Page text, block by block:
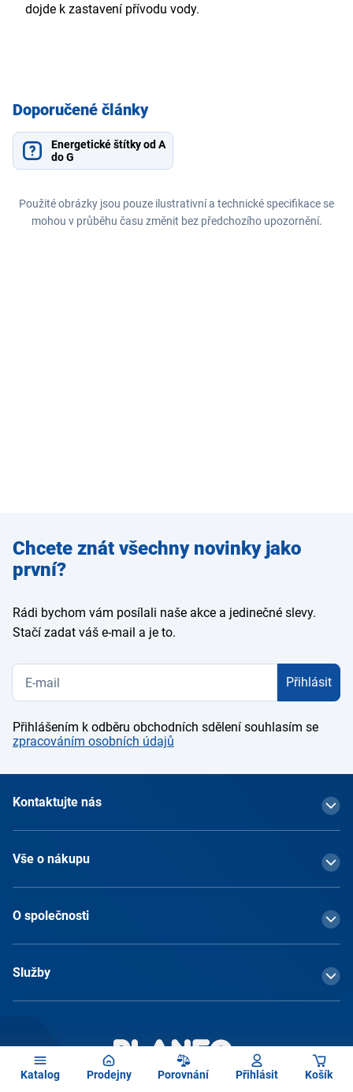
Katalog Prodejny Porovnání Přihlásit Košík
dojde k zastavení přívodu vody.
Doporučené články
Energetické štítky od A
do G
Použité obrázky jsou pouze ilustrativní a technické specifikace se
mohou v průběhu času změnit bez předchozího upozornění.
Zadejte
e-mail
Chcete znát všechny novinky jako
první?
Rádi bychom vám posílali naše akce a jedinečné slevy.
Stačí zadat váš e-mail a je to.
Přihlásit
Přihlášením k odběru obchodních sdělení souhlasím se
zpracováním osobních údajů
Kontaktujte nás
Vše o nákupu
O společnosti
Služby